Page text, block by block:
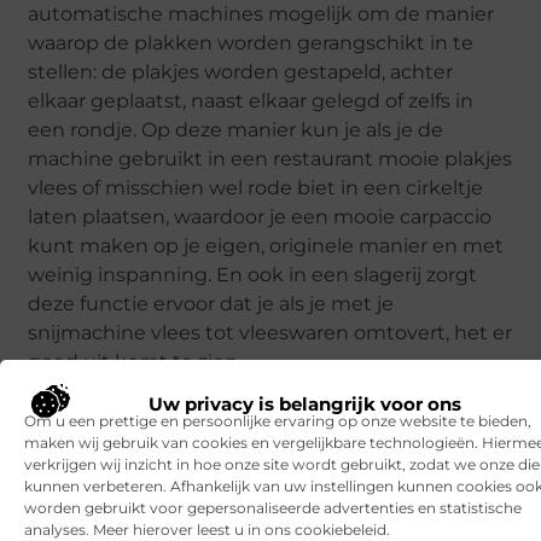
Uw privacy is belangrijk voor ons
Om u een prettige en persoonlijke ervaring op onze website te bieden,
maken wij gebruik van cookies en vergelijkbare technologieën.
verkrijgen wij inzicht in hoe onze site wordt gebruikt, zodat we onze
kunnen verbeteren. Afhankelijk van uw instellingen kunnen cookies
worden gebruikt voor gepersonaliseerde advertenties en statistische
analyses. Meer hierover leest u in ons cookiebeleid.
automatische machines mogelijk om de manier
waarop de plakken worden gerangschikt in te
stellen: de plakjes worden gestapeld, achter
elkaar geplaatst, naast elkaar gelegd of zelfs in
een rondje. Op deze manier kun je als je de
machine gebruikt in een restaurant mooie plakjes
vlees of misschien wel rode biet in een cirkeltje
laten plaatsen, waardoor je een mooie carpaccio
kunt maken op je eigen, originele manier en met
weinig inspanning. En ook in een slagerij zorgt
deze functie ervoor dat je als je met je
snijmachine vlees tot vleeswaren omtovert, het er
goed uit komt te zien.
Goed artikel? Deel hem dan op:
X
(Twitter)
Facebook Pinterest LinkedIn